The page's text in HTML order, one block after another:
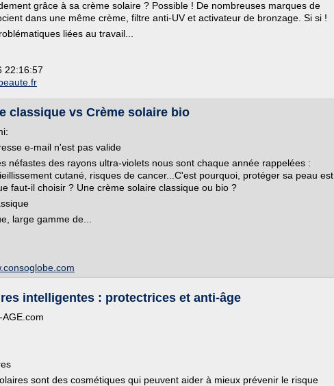
grâce à sa crème solaire ? Possible ! De nombreuses marques de
dans une même crème, filtre anti-UV et activateur de bronzage. Si si !
liées au travail...
22:16:57
classique vs Crème solaire bio
e-mail n'est pas valide
néfastes des rayons ultra-violets nous sont chaque année rappelées :
cutané, risques de cancer...C'est pourquoi, protéger sa peau est
faut-il choisir ? Une crème solaire classique ou bio ?
large gamme de...
intelligentes : protectrices et anti-âge
AGE.com
sont des cosmétiques qui peuvent aider à mieux prévenir le risque